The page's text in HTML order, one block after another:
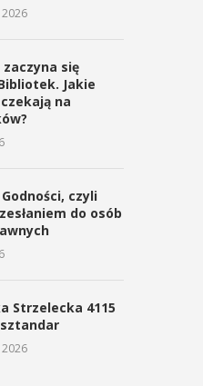
Znakomity dzień
się
Jakie
na
czyli
do osób
Strzelecka 4115